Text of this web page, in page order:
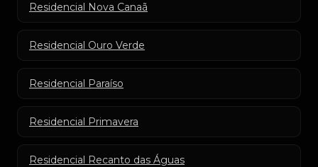
Residencial Nova Canaã
Residencial Ouro Verde
Residencial Paraíso
Residencial Primavera
Residencial Recanto das Águas